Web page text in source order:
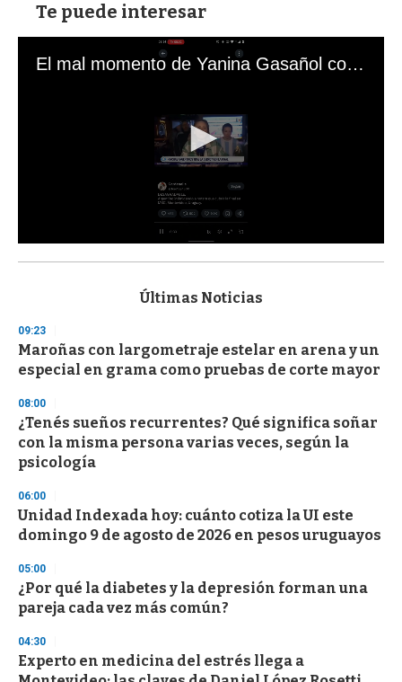
Te puede interesar
El mal momento de Yanina Gasañol con un hincha argentino en "Subrayado"
s
d
s
o
f
3
s
e
c
o
d
s
Últimas Noticias
09:23
Maroñas con largometraje estelar en arena y un
especial en grama como pruebas de corte mayor
08:00
¿Tenés sueños recurrentes? Qué significa soñar
con la misma persona varias veces, según la
psicología
06:00
Unidad Indexada hoy: cuánto cotiza la UI este
domingo 9 de agosto de 2026 en pesos uruguayos
05:00
¿Por qué la diabetes y la depresión forman una
pareja cada vez más común?
04:30
Experto en medicina del estrés llega a